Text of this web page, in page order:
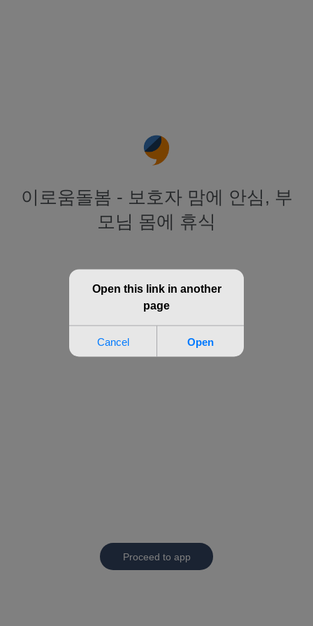
이로움돌봄 - 보호자 맘에 안심, 부
모님 몸에 휴식
Proceed to app